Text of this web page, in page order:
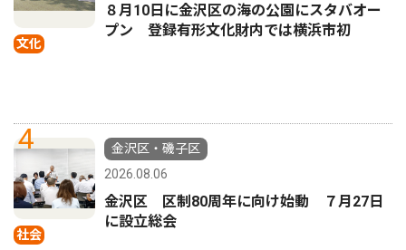
文化
８月10日に金沢区の海の公園にスタバオー
プン 登録有形文化財内では横浜市初
4
社会
金沢区・磯子区
2026.08.06
金沢区 区制80周年に向け始動 ７月27日
に設立総会